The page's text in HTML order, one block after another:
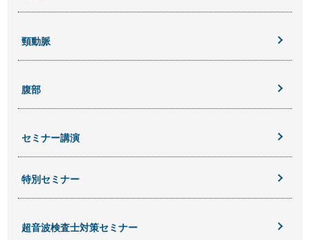
頸動脈
腹部
セミナー講演
特別セミナー
超音波検査士対策セミナー